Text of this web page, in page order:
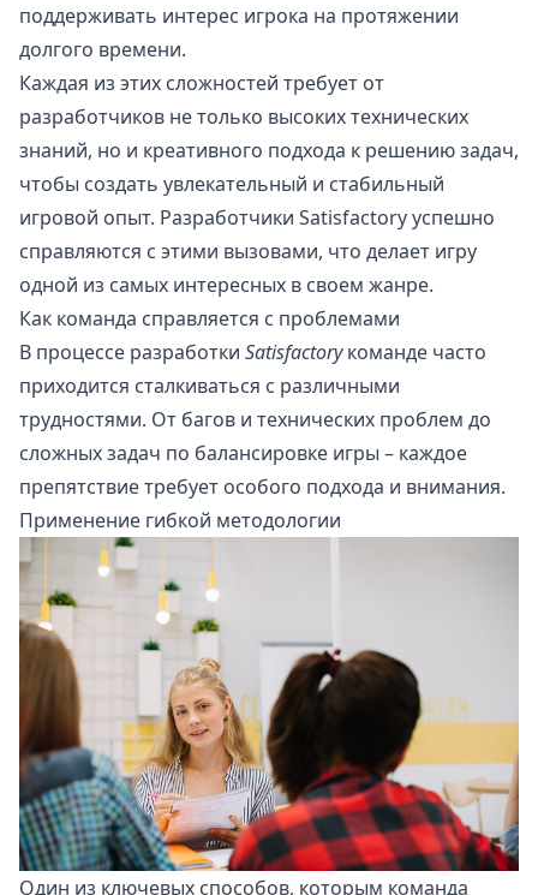
поддерживать интерес игрока на протяжении
долгого времени.
Каждая из этих сложностей требует от
разработчиков не только высоких технических
знаний, но и креативного подхода к решению задач,
чтобы создать увлекательный и стабильный
игровой опыт. Разработчики Satisfactory успешно
справляются с этими вызовами, что делает игру
одной из самых интересных в своем жанре.
Как команда справляется с проблемами
В процессе разработки Satisfactoryкоманде часто
приходится сталкиваться с различными
трудностями. От багов и технических проблем до
сложных задач по балансировке игры – каждое
препятствие требует особого подхода и внимания.
Применение гибкой методологии
Один из ключевых способов, которым команда